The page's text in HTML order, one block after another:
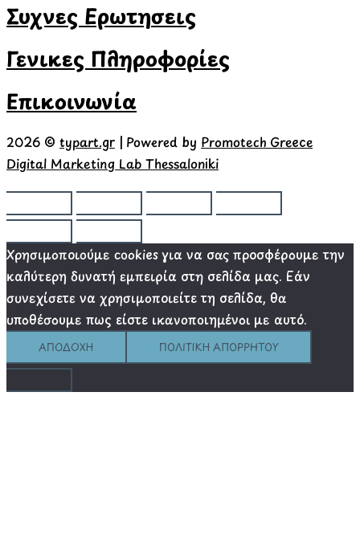
Συχνές Ερωτήσεις
Γενικές Πληροφορίες
Επικοινωνία
2026 © typart.gr | Powered by Promotech Greece
Digital Marketing Lab Thessaloniki
Χρησιμοποιούμε cookies για να σας προσφέρουμε την
καλύτερη δυνατή εμπειρία στη σελίδα μας. Εάν
συνεχίσετε να χρησιμοποιείτε τη σελίδα, θα
υποθέσουμε πως είστε ικανοποιημένοι με αυτό.
ΑΠΟΔΟΧΉ ΠΟΛΙΤΙΚΉ ΑΠΟΡΡΉΤΟΥ